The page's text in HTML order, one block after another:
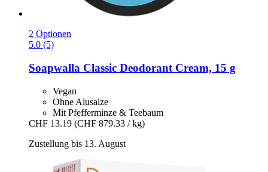
2 Optionen
5.0 (5)
Soapwalla Classic Deodorant Cream, 15 g
Vegan
Ohne Alusalze
Mit Pfefferminze & Teebaum
CHF 13.19 (CHF 879.33 / kg)
Zustellung bis 13. August